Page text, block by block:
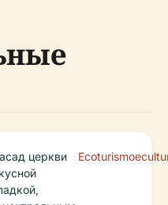
церкви